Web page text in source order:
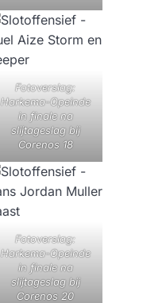
Fotoverslag:
Harkema-Opeinde
in finale na
slijtageslag bij
Corenos 18
Fotoverslag:
Harkema-Opeinde
in finale na
slijtageslag bij
Corenos 20